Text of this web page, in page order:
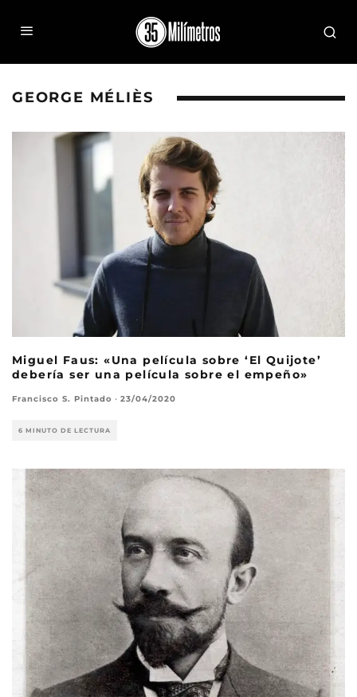
GEORGE MÉLIÈS
Miguel Faus: «Una película sobre ‘El Quijote’
debería ser una película sobre el empeño»
Francisco S. Pintado · 23/04/2020
6 MINUTO DE LECTURA